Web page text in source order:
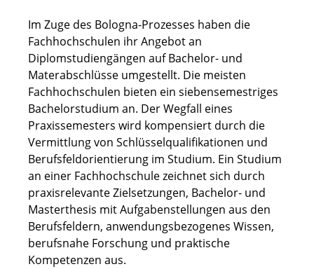
Im Zuge des Bologna-Prozesses haben die
Fachhochschulen ihr Angebot an
Diplomstudiengängen auf Bachelor- und
Materabschlüsse umgestellt. Die meisten
Fachhochschulen bieten ein siebensemestriges
Bachelorstudium an. Der Wegfall eines
Praxissemesters wird kompensiert durch die
Vermittlung von Schlüsselqualifikationen und
Berufsfeldorientierung im Studium. Ein Studium
an einer Fachhochschule zeichnet sich durch
praxisrelevante Zielsetzungen, Bachelor- und
Masterthesis mit Aufgabenstellungen aus den
Berufsfeldern, anwendungsbezogenes Wissen,
berufsnahe Forschung und praktische
Kompetenzen aus.